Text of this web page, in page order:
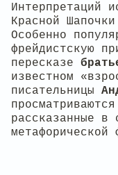
Интерпретаций
Красной
Особенно
фрейдистскую
пересказе
известном
писательницы
рассказанные в
метафорической